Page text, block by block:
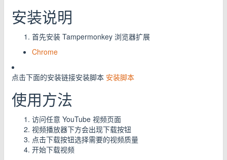
安装说明
首先安装 Tampermonkey 浏览器扩展
Chrome
点击下面的安装链接安装脚本 安装脚本
使用方法
访问任意 YouTube 视频页面
视频播放器下方会出现下载按钮
点击下载按钮选择需要的视频质量
开始下载视频